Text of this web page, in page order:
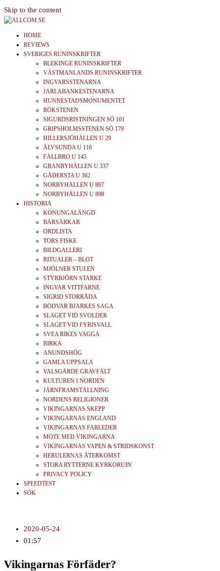
Skip to the content
allcom.se
News | Reviews | History
HOME
REVIEWS
SVERIGES RUNINSKRIFTER
BLEKINGE RUNINSKRIFTER
VÄSTMANLANDS RUNINSKRIFTER
INGVARSSTENARNA
JARLABANKESTENARNA
HUNNESTADSMONUMENTET
RÖKSTENEN
SIGURDSRISTNINGEN SÖ 101
GRIPSHOLMSSTENEN SÖ 179
HILLERSJÖHÄLLEN U 29
ÄLVSUNDA U 116
FÄLLBRO U 145
GRANBYHÄLLEN U 337
GÅDERSTA U 362
NORBYHÄLLEN U 897
NORBYHÄLLEN U 898
HISTORIA
KONUNGALÄNGD
BÄRSÄRKAR
ORDLISTA
TORS FISKE
BILDGALLERI
RITUALER – BLOT
MJÖLNER STULEN
STYRBJÖRN STARKE
INGVAR VITTFARNE
SIGRID STORRÅDA
BÖDVAR BJARKES SAGA
SLAGET VID SVOLDER
SLAGET VID FYRISVALL
SVEA RIKES VAGGA
BIRKA
ANUNDSHÖG
GAMLA UPPSALA
VALSGÄRDE GRAVFÄLT
KULTUREN I NORDEN
JÄRNFRAMSTÄLLNING
NORDENS RELIGIONER
VIKINGARNAS SKEPP
VIKINGARNAS ENGLAND
VIKINGARNAS FARLEDER
MÖTE MED VIKINGARNA
VIKINGARNAS VAPEN & STRIDSKONST
HERULERNAS ÅTERKOMST
STORA RYTTERNE KYRKORUIN
PRIVACY POLICY
SPEEDTEST
SÖK
2020-05-24
01:57
Vikingarnas Förfäder?